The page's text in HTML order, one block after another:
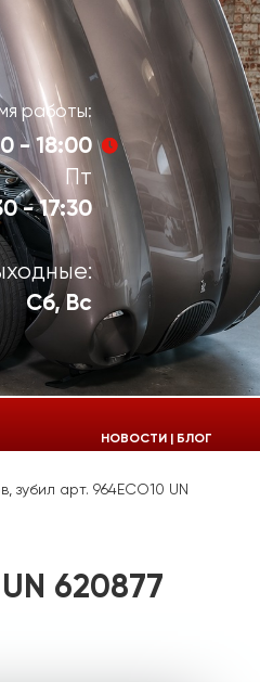
работы:
- 18:00
Пт
- 17:30
Сб, Вс
НОВОСТИ | БЛОГ
арт. 964ECO10 UN
620877